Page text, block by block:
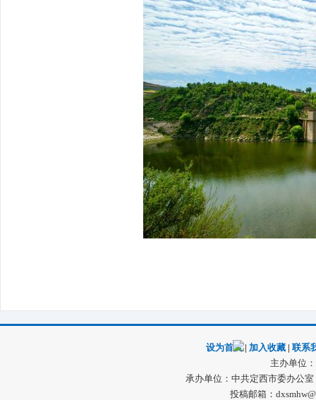
设为首页| 加入收藏 | 联系
主办单位
承办单位：中共定西市委办公
投稿邮箱：